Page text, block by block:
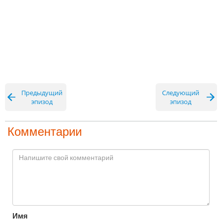
Предыдущий
эпизод
Следующий
эпизод
Комментарии
Имя